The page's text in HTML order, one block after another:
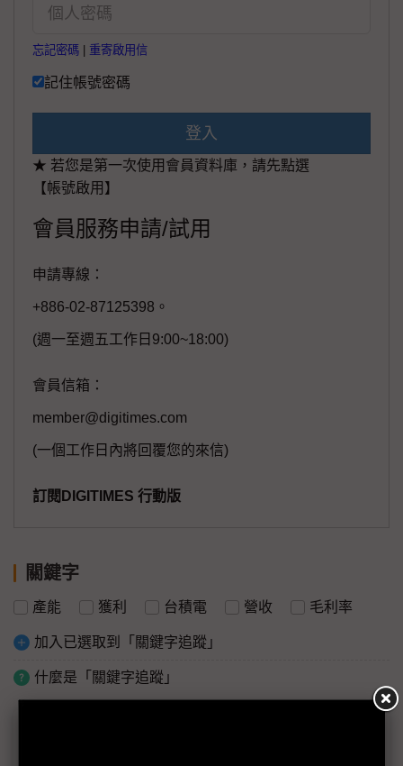
忘記密碼 重寄啟用信
記住帳號密碼
登入
★ 若您是第一次使用會員資料庫，請先點選
【帳號啟用】
會員服務申請/試用
申請專線：
+886-02-87125398。
(週一至週五工作日9:00~18:00)
會員信箱：
member@digitimes.com
(一個工作日內將回覆您的來信)
訂閱DIGITIMES 行動版
關鍵字
產能 獲利 台積電 營收 毛利率
加入已選取到「關鍵字追蹤」
什麼是「關鍵字追蹤」